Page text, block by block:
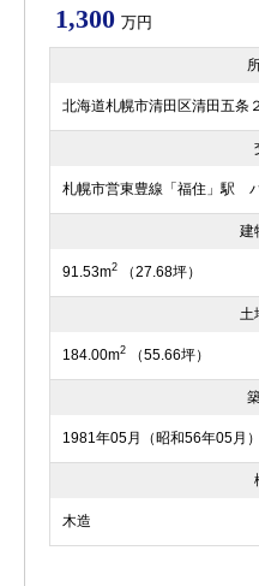
1,300 万円
北海道札幌市清田区清田五条
札幌市営東豊線「福住」駅
建
91.53m2 （27.68坪）
土
184.00m2 （55.66坪）
1981年05月（昭和56年05月）
木造